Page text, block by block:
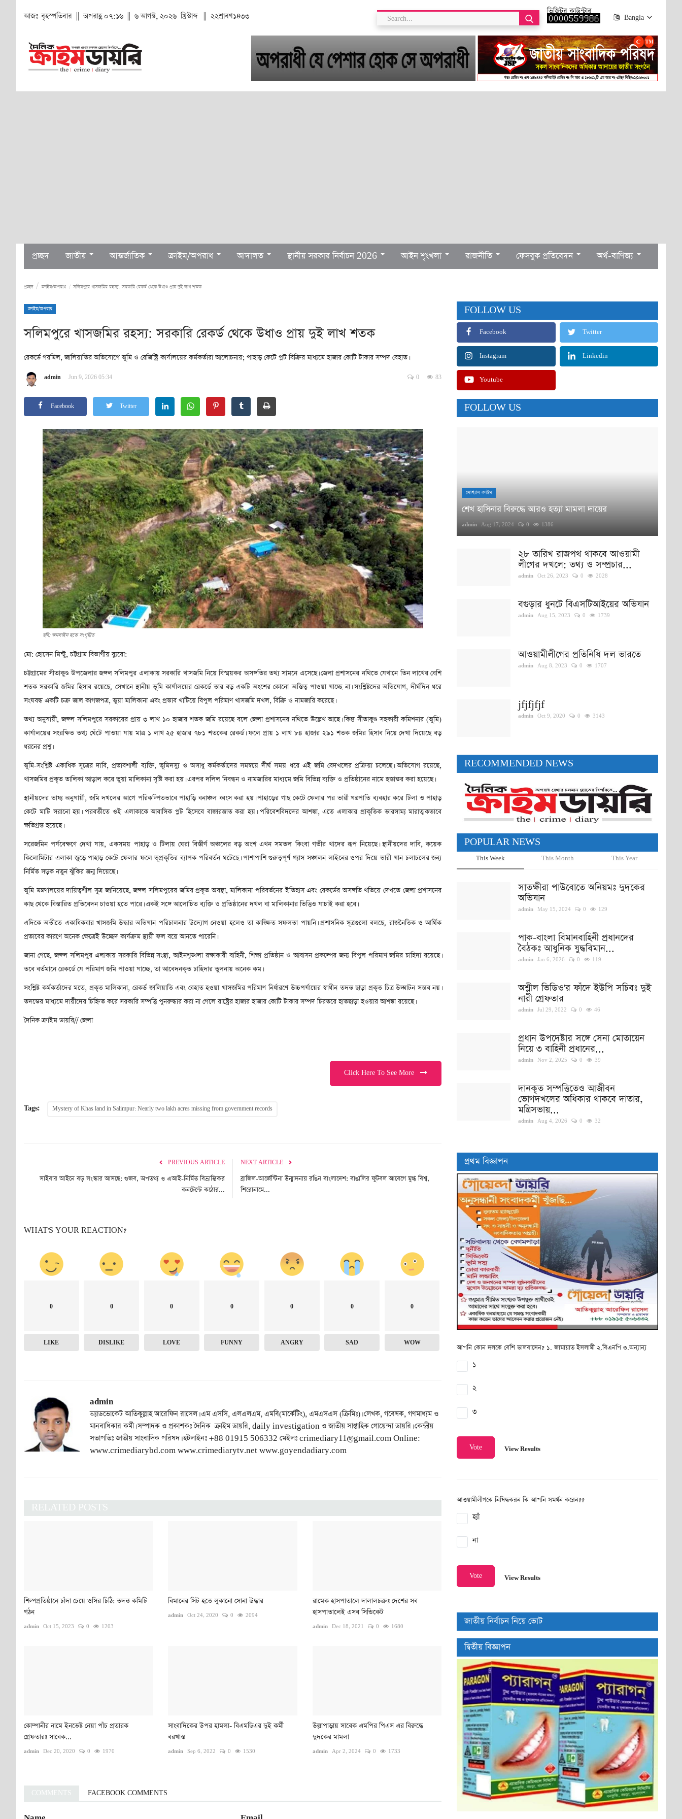
আজঃ-বৃহস্পতিবার || অপরাহ্ণ ০৭:১৬ || ৬ আগস্ট, ২০২৬ খ্রিস্টাব্দ || ২২শ্রাবণ১৪৩৩ Bangla
ভিজিটর কাউন্টার
প্রচ্ছদ জাতীয় আন্তর্জাতিক ক্রাইম/অপরাধ আদালত স্থানীয় সরকার নির্বাচন 2026 আইন শৃংখলা রাজনীতি ফেসবুক প্রতিবেদন অর্থ-বাণিজ্য
প্রচ্ছদ ক্রাইম/অপরাধ সলিমপুরে খাসজমির রহস্য: সরকারি রেকর্ড থেকে উধাও প্রায় দুই লাখ শতক
ক্রাইম/অপরাধ
সলিমপুরে খাসজমির রহস্য: সরকারি রেকর্ড থেকে উধাও প্রায় দুই লাখ শতক
রেকর্ডে গরমিল, জালিয়াতির অভিযোগে ভূমি ও রেজিস্ট্রি কার্যালয়ের কর্মকর্তারা আলোচনায়; পাহাড় কেটে প্লট বিক্রির মাধ্যমে হাজার কোটি টাকার সম্পদ বেহাত।
admin Jun 9, 2026 05:34 83
0
Facebook Twitter
ছবি: অনলাইন হতে সংগৃহীত
মো: হোসেন মিন্টু, চট্টগ্রাম বিভাগীয় ব্যুরো:
চট্টগ্রামের সীতাকুণ্ড উপজেলার জঙ্গল সলিমপুর এলাকায় সরকারি খাসজমি নিয়ে বিস্ময়কর অসঙ্গতির তথ্য সামনে এসেছে। জেলা প্রশাসনের নথিতে যেখানে তিন লাখের বেশি
শতক সরকারি জমির হিসাব রয়েছে, সেখানে স্থানীয় ভূমি কার্যালয়ের রেকর্ডে তার বড় একটি অংশের কোনো অস্তিত্ব পাওয়া যাচ্ছে না। সংশ্লিষ্টদের অভিযোগ, দীর্ঘদিন ধরে
সংঘবদ্ধ একটি চক্র জাল কাগজপত্র, ভুয়া মালিকানা এবং প্রভাব খাটিয়ে বিপুল পরিমাণ খাসজমি দখল, বিক্রি ও নামজারি করেছে।
তথ্য অনুযায়ী, জঙ্গল সলিমপুরে সরকারের প্রায় ৩ লাখ ১০ হাজার শতক জমি রয়েছে বলে জেলা প্রশাসনের নথিতে উল্লেখ আছে। কিন্তু সীতাকুণ্ড সহকারী কমিশনার (ভূমি)
কার্যালয়ের সংরক্ষিত তথ্য ঘেঁটে পাওয়া যায় মাত্র ১ লাখ ২৫ হাজার ৭৮১ শতকের রেকর্ড। ফলে প্রায় ১ লাখ ৮৪ হাজার ২৯১ শতক জমির হিসাব নিয়ে দেখা দিয়েছে বড়
ধরনের প্রশ্ন।
ভূমি-সংশ্লিষ্ট একাধিক সূত্রের দাবি, প্রভাবশালী ব্যক্তি, ভূমিদস্যু ও অসাধু কর্মকর্তাদের সমন্বয়ে দীর্ঘ সময় ধরে এই জমি বেদখলের প্রক্রিয়া চলেছে। অভিযোগ রয়েছে,
খাসজমির প্রকৃত তালিকা আড়াল করে ভুয়া মালিকানা সৃষ্টি করা হয়। এরপর দলিল নিবন্ধন ও নামজারির মাধ্যমে জমি বিভিন্ন ব্যক্তি ও প্রতিষ্ঠানের নামে হস্তান্তর করা হয়েছে।
স্থানীয়দের ভাষ্য অনুযায়ী, জমি দখলের আগে পরিকল্পিতভাবে পাহাড়ি বনাঞ্চল ধ্বংস করা হয়। পাহাড়ের গাছ কেটে ফেলার পর ভারী যন্ত্রপাতি ব্যবহার করে টিলা ও পাহাড়
কেটে মাটি সরানো হয়। পরবর্তীতে ওই এলাকাকে আবাসিক প্লট হিসেবে বাজারজাত করা হয়। পরিবেশবিদদের আশঙ্কা, এতে এলাকার প্রাকৃতিক ভারসাম্য মারাত্মকভাবে
ক্ষতিগ্রস্ত হয়েছে।
সরেজমিন পর্যবেক্ষণে দেখা যায়, একসময় পাহাড় ও টিলায় ঘেরা বিস্তীর্ণ অঞ্চলের বড় অংশ এখন সমতল কিংবা গভীর খাদের রূপ নিয়েছে। স্থানীয়দের দাবি, কয়েক
কিলোমিটার এলাকা জুড়ে পাহাড় কেটে ফেলার ফলে ভূপ্রকৃতির ব্যাপক পরিবর্তন ঘটেছে। পাশাপাশি গুরুত্বপূর্ণ গ্যাস সঞ্চালন লাইনের ওপর দিয়ে ভারী যান চলাচলের জন্য
নির্মিত সড়ক নতুন ঝুঁকির জন্ম দিয়েছে।
ভূমি মন্ত্রণালয়ের দায়িত্বশীল সূত্র জানিয়েছে, জঙ্গল সলিমপুরের জমির প্রকৃত অবস্থা, মালিকানা পরিবর্তনের ইতিহাস এবং রেকর্ডের অসঙ্গতি খতিয়ে দেখতে জেলা প্রশাসনের
কাছ থেকে বিস্তারিত প্রতিবেদন চাওয়া হতে পারে। একই সঙ্গে আলোচিত ব্যক্তি ও প্রতিষ্ঠানের দখল বা মালিকানার ভিত্তিও যাচাই করা হবে।
এদিকে অতীতে একাধিকবার খাসজমি উদ্ধার অভিযান পরিচালনার উদ্যোগ নেওয়া হলেও তা কাঙ্ক্ষিত সফলতা পায়নি। প্রশাসনিক সূত্রগুলো বলছে, রাজনৈতিক ও আর্থিক
প্রভাবের কারণে অনেক ক্ষেত্রেই উচ্ছেদ কার্যক্রম স্থায়ী ফল বয়ে আনতে পারেনি।
জানা গেছে, জঙ্গল সলিমপুর এলাকায় সরকারি বিভিন্ন সংস্থা, আইনশৃঙ্খলা রক্ষাকারী বাহিনী, শিক্ষা প্রতিষ্ঠান ও আবাসন প্রকল্পের জন্য বিপুল পরিমাণ জমির চাহিদা রয়েছে।
তবে বর্তমানে রেকর্ডে যে পরিমাণ জমি পাওয়া যাচ্ছে, তা আবেদনকৃত চাহিদার তুলনায় অনেক কম।
সংশ্লিষ্ট কর্মকর্তাদের মতে, প্রকৃত মালিকানা, রেকর্ড জালিয়াতি এবং বেহাত হওয়া খাসজমির পরিমাণ নির্ধারণে উচ্চপর্যায়ের স্বাধীন তদন্ত ছাড়া প্রকৃত চিত্র উদ্ঘাটন সম্ভব নয়।
তদন্তের মাধ্যমে দায়ীদের চিহ্নিত করে সরকারি সম্পত্তি পুনরুদ্ধার করা না গেলে রাষ্ট্রের হাজার হাজার কোটি টাকার সম্পদ চিরতরে হাতছাড়া হওয়ার আশঙ্কা রয়েছে।
দৈনিক ক্রাইম ডায়রি// জেলা
Click Here To See More
Tags: Mystery of Khas land in Salimpur: Nearly two lakh acres missing from government records
PREVIOUS ARTICLE
সাইবার আইনে বড় সংস্কার আসছে: গুজব, অপতথ্য ও এআই-নির্মিত বিভ্রান্তিকর
কনটেন্টে কঠোর...
NEXT ARTICLE
ব্রাজিল-আর্জেন্টিনা উন্মাদনায় রঙিন বাংলাদেশ: বাঙালির ফুটবল আবেগে মুগ্ধ বিশ্ব,
শিরোনামে...
WHAT'S YOUR REACTION?
0
LIKE
0
DISLIKE
0
LOVE
0
FUNNY
0
ANGRY
0
SAD
0
WOW
admin
অ্যাডভোকেট আতিকুল্লাহ আরেফিন রাসেল। এম এসসি, এলএলএম, এমবি(মার্কেটিং), এমএসএস (ক্রিমিঃ)। লেখক, গবেষক, গণমাধ্যম ও
মানবাধিকার কর্মী। সম্পাদক ও প্রকাশকঃ দৈনিক ক্রাইম ডায়রি, daily investigation ও জাতীয় সাপ্তাহিক গোয়েন্দা ডায়রি। কেন্দ্রীয়
সভাপতিঃ জাতীয় সাংবাদিক পরিষদ। হটলাইনঃ +88 01915 506332 মেইলঃ crimediary11@gmail.com Online:
www.crimediarybd.com www.crimediarytv.net www.goyendadiary.com
RELATED POSTS
শিল্পপ্রতিষ্ঠানে চাঁদা চেয়ে ওসির চিঠি: তদন্ত কমিটি
গঠন
admin Oct 15, 2023 0 1203
বিমানের সিট হতে লুকানো সোনা উদ্ধার
admin Oct 24, 2020 0 2094
রামেক হাসপাতালে দালালচক্রঃ দেশের সব
হাসপাতালেই এসব সিন্ডিকেট
admin Dec 18, 2021 0 1680
কোম্পানীর নামে ইনভেষ্ট নেয়া পাঁচ প্রতারক
গ্রেফতারঃ সাবেক...
admin Dec 20, 2020 0 1970
সাংবাদিকের উপর হামলা- বিএমডিএর দুই কর্মী
বরখাস্ত
admin Sep 6, 2022 0 1530
উল্লাপাড়ায় সাবেক এমপির পিএস এর বিরুদ্ধে
দুদকের মামলা
admin Apr 2, 2024 0 1733
COMMENTS FACEBOOK COMMENTS
FOLLOW US
Facebook Twitter
Instagram Linkedin
Youtube
FOLLOW US
সোশ্যাল ক্রাইম
শেখ হাসিনার বিরুদ্ধে আরও হত্যা মামলা দায়ের
admin Aug 17, 2024 0 1386
২৮ তারিখ রাজপথ থাকবে আওয়ামী
লীগের দখলে: তথ্য ও সম্প্রচার...
admin Oct 26, 2023 0 2028
বগুড়ার ধুনটে বিএসটিআইয়ের অভিযান
admin Aug 15, 2023 0 1739
আওয়ামীলীগের প্রতিনিধি দল ভারতে
admin Aug 8, 2023 0 1707
jfjfjfjf
admin Oct 9, 2020 0 3143
RECOMMENDED NEWS
POPULAR NEWS
This Week This Month This Year
সাতক্ষীরা পাউবোতে অনিয়মঃ দুদকের
অভিযান
admin May 15, 2024 0 129
পাক-বাংলা বিমানবাহিনী প্রধানদের
বৈঠকঃ আধুনিক যুদ্ধবিমান...
admin Jan 6, 2026 0 119
অশ্লীল ভিডিও'র ফাঁদে ইউপি সচিবঃ দুই
নারী গ্রেফতার
admin Jul 29, 2022 0 46
প্রধান উপদেষ্টার সঙ্গে সেনা মোতায়েন
নিয়ে ৩ বাহিনী প্রধানের...
admin Nov 2, 2025 0 39
দানকৃত সম্পত্তিতেও আজীবন
ভোগদখলের অধিকার থাকবে দাতার,
মন্ত্রিসভায়...
admin Aug 4, 2026 0 32
প্রথম বিজ্ঞাপন
আপনি কোন দলকে বেশি ভালবাসেন? ১. জামায়াত ইসলামী ২.বিএনপি ৩.অন্যান্য
১
২
৩
Vote View Results
আওয়ামীলীগকে নিষিদ্ধকরন কি আপনি সমর্থন করেন??
হ্যাঁ
না
Vote View Results
জাতীয় নির্বাচন নিয়ে ভোট
দ্বিতীয় বিজ্ঞাপন